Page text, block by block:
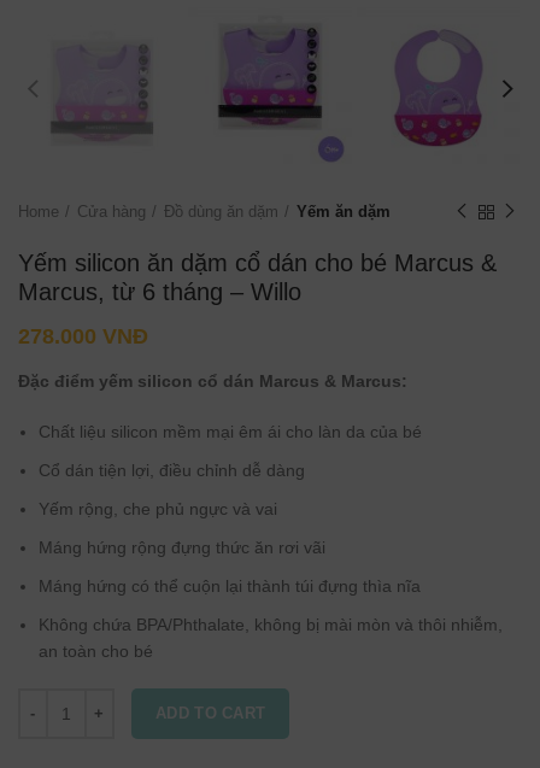
Home Cửa hàng Đồ dùng ăn dặm Yếm ăn dặm
Yếm silicon ăn dặm cổ dán cho bé Marcus &
Marcus, từ 6 tháng – Willo
278.000 VNĐ
Đặc điểm yếm silicon cổ dán Marcus & Marcus:
Chất liệu silicon mềm mại êm ái cho làn da của bé
Cổ dán tiện lợi, điều chỉnh dễ dàng
Yếm rộng, che phủ ngực và vai
Máng hứng rộng đựng thức ăn rơi vãi
Máng hứng có thể cuộn lại thành túi đựng thìa nĩa
Không chứa BPA/Phthalate, không bị mài mòn và thôi nhiễm,
an toàn cho bé
ADD TO CART